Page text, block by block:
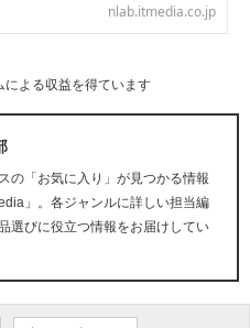
nlab.itmedia.co.jp
よる収益を得ています
の「お気に入り」が見つかる情報
」。各ジャンルに詳しい担当編
選びに役立つ情報をお届けしてい